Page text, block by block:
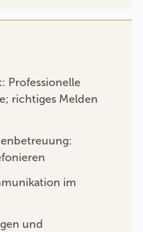
Professionelle
richtiges Melden
im
und